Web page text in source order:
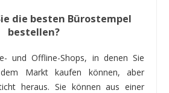
die besten Bürostempel
bestellen?
und Offline-Shops, in denen Sie
Markt kaufen können, aber
heraus. Sie können aus einer